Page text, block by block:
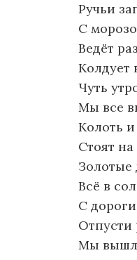
Ручьи
С
Ведёт
Колдует
Чуть
Мы все
Колоть и
Стоят на
Золотые
Всё в
С
Отпусти
Мы